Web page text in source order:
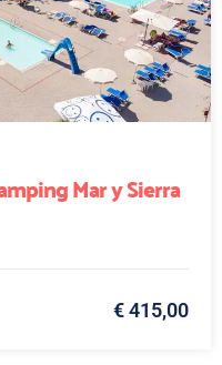
Mar y Sierra
€ 415,00